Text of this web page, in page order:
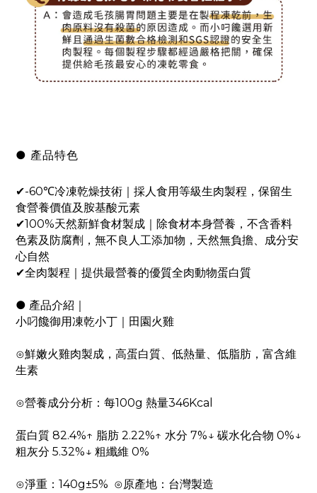
● 產品特色
✔-60℃冷凍乾燥技術｜採人食用等級生肉製程，保留生
食營養價值及胺基酸元素
✔100%天然新鮮食材製成｜除食材本身營養，不含香料
色素及防腐劑，無不良人工添加物，天然無負擔、成分安
心自然
✔全肉製程｜提供最營養的優質全肉動物蛋白質
● 產品介紹｜
小叼饞御用凍乾小丁｜田園火雞
⊙鮮嫩火雞肉製成，高蛋白質、低熱量、低脂肪，富含維
生素
⊙營養成分分析：每100g 熱量346Kcal
蛋白質 82.4%↑ 脂肪 2.22%↑ 水分 7%↓ 碳水化合物 0%↓
粗灰分 5.32%↓ 粗纖維 0%
⊙淨重：140g±5% ⊙原產地：台灣製造